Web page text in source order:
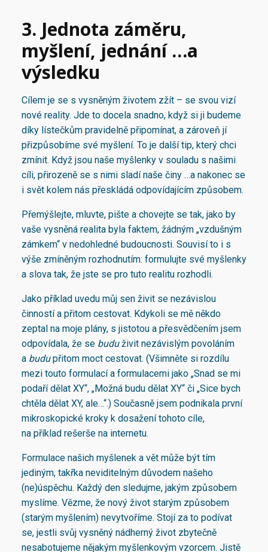
3. Jednota záměru,
myšlení, jednání …a
výsledku
Cílem je se s vysněným životem zžít – se svou vizí
nové reality. Jde to docela snadno, když si ji budeme
díky lístečkům pravidelně připomínat, a zároveň jí
přizpůsobíme své myšlení. To je další tip, který chci
zmínit. Když jsou naše myšlenky v souladu s našimi
cíli, přirozeně se s nimi sladí naše činy …a nakonec se
i svět kolem nás přeskládá odpovídajícím způsobem.
Přemýšlejte, mluvte, pište a chovejte se tak, jako by
vaše vysněná realita byla faktem, žádným „vzdušným
zámkem“ v nedohledné budoucnosti. Souvisí to i s
výše zmíněným rozhodnutím: formulujte své myšlenky
a slova tak, že jste se pro tuto realitu rozhodli.
Jako příklad uvedu můj sen živit se nezávislou
činností a přitom cestovat. Kdykoli se mě někdo
zeptal na moje plány, s jistotou a přesvědčením jsem
odpovídala, že se buduživit nezávislým povoláním
a budupřitom moct cestovat. (Všimněte si rozdílu
mezi touto formulací a formulacemi jako „Snad se mi
podaří dělat XY“, „Možná budu dělat XY“ či „Sice bych
chtěla dělat XY, ale…“.) Současně jsem podnikala první
mikroskopické kroky k dosažení tohoto cíle,
na příklad rešerše na internetu.
Formulace našich myšlenek a vět může být tím
jediným, takřka neviditelným důvodem našeho
(ne)úspěchu. Každý den sledujme, jakým způsobem
myslíme. Vězme, že nový život starým způsobem
(starým myšlením) nevytvoříme. Stojí za to podívat
se, jestli svůj vysněný nádherný život zbytečně
nesabotujeme nějakým myšlenkovým vzorcem. Jistě